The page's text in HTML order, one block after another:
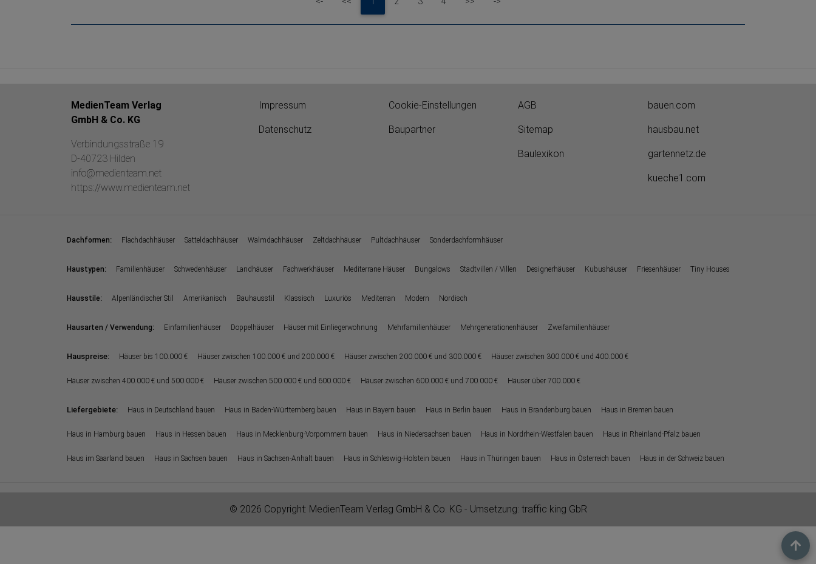
MedienTeam Verlag
GmbH & Co. KG
Verbindungsstraße 19
D-40723 Hilden
info@medienteam.net
https://www.medienteam.net
Impressum
Datenschutz
Cookie-Einstellungen
Baupartner
AGB
Sitemap
Baulexikon
bauen.com
hausbau.net
gartennetz.de
kueche1.com
Dachformen: Flachdachhäuser Satteldachhäuser Walmdachhäuser Zeltdachhäuser Pultdachhäuser Sonderdachformhäuser
Haustypen: Familienhäuser Schwedenhäuser Landhäuser Fachwerkhäuser Mediterrane Häuser Bungalows Stadtvillen / Villen Designerhäuser Kubushäuser Friesenhäuser Tiny Houses
Hausstile: Alpenländischer Stil Amerikanisch Bauhausstil Klassisch Luxuriös Mediterran Modern Nordisch
Hausarten / Verwendung: Einfamilienhäuser Doppelhäuser Häuser mit Einliegerwohnung Mehrfamilienhäuser Mehrgenerationenhäuser Zweifamilienhäuser
Hauspreise: Häuser bis 100.000 € Häuser zwischen 100.000 € und 200.000 € Häuser zwischen 200.000 € und 300.000 € Häuser zwischen 300.000 € und 400.000 €
Häuser zwischen 400.000 € und 500.000 € Häuser zwischen 500.000 € und 600.000 € Häuser zwischen 600.000 € und 700.000 € Häuser über 700.000 €
Liefergebiete: Haus in Deutschland bauen Haus in Baden-Württemberg bauen Haus in Bayern bauen Haus in Berlin bauen Haus in Brandenburg bauen Haus in Bremen bauen
Haus in Hamburg bauen Haus in Hessen bauen Haus in Mecklenburg-Vorpommern bauen Haus in Niedersachsen bauen Haus in Nordrhein-Westfalen bauen Haus in Rheinland-Pfalz bauen
Haus im Saarland bauen Haus in Sachsen bauen Haus in Sachsen-Anhalt bauen Haus in Schleswig-Holstein bauen Haus in Thüringen bauen Haus in Österreich bauen Haus in der Schweiz bauen
© 2026 Copyright: MedienTeam Verlag GmbH & Co. KG - Umsetzung: traffic king GbR